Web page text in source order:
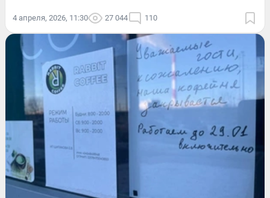
4 апреля, 2026, 11:30 27 044 110